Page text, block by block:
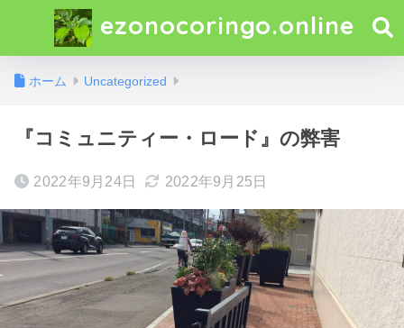
ezonocoringo.online
ホーム Uncategorized
『コミュニティー・ロード』の弊害
2022年9月24日 2022年9月25日